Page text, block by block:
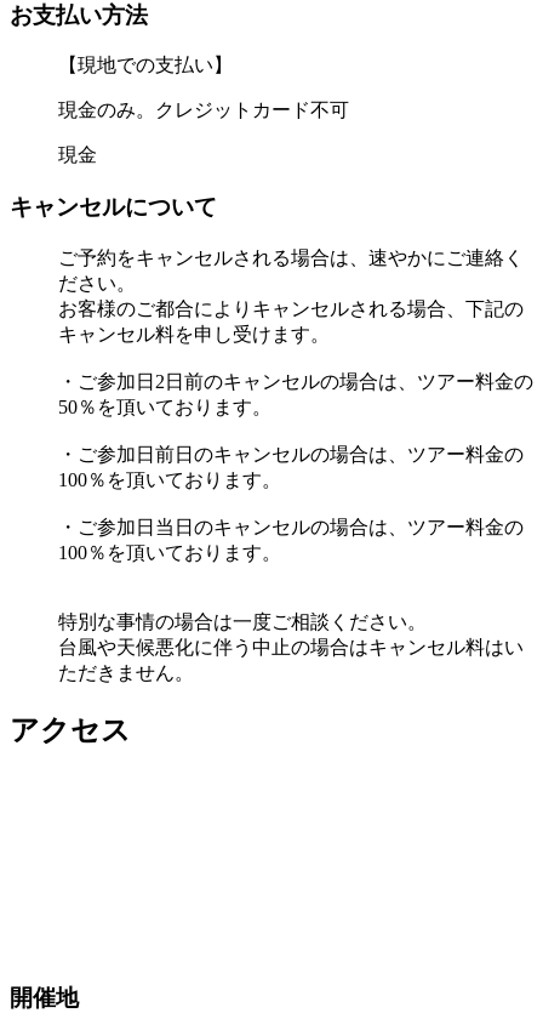
お支払い方法
【現地での支払い】
現金のみ。クレジットカード不可
現金
キャンセルについて
ご予約をキャンセルされる場合は、速やかにご連絡く
ださい。
お客様のご都合によりキャンセルされる場合、下記の
キャンセル料を申し受けます。
・ご参加日2日前のキャンセルの場合は、ツアー料金の
50％を頂いております。
・ご参加日前日のキャンセルの場合は、ツアー料金の
100％を頂いております。
・ご参加日当日のキャンセルの場合は、ツアー料金の
100％を頂いております。
特別な事情の場合は一度ご相談ください。
台風や天候悪化に伴う中止の場合はキャンセル料はい
ただきません。
アクセス
開催地